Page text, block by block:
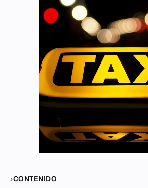
CONTENIDO